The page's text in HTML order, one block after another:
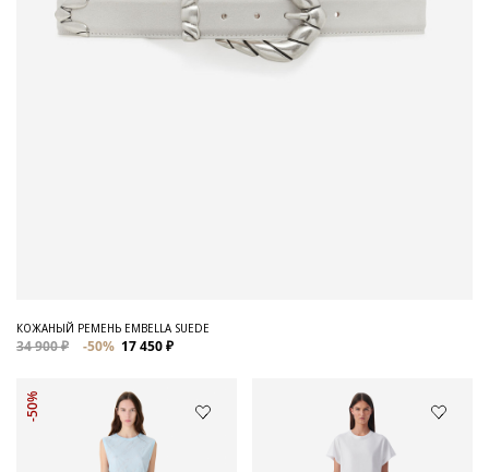
КОЖАНЫЙ РЕМЕНЬ EMBELLA SUEDE
34 900 ₽ -50% 17 450 ₽
-50%